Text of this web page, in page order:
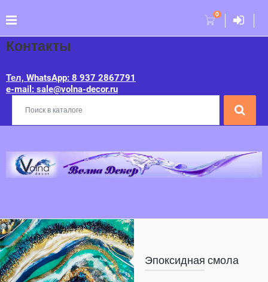
0
Контакты
Тел, WhatsApp: 8 937 2867791
e-mail: sale@volna-decor.ru
Эпоксидная смола